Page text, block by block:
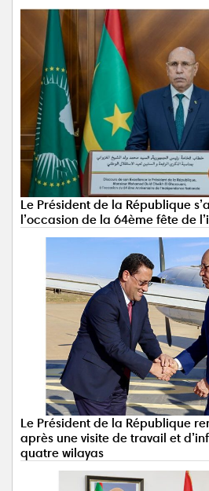
Le Président de la République
l’occasion de la 64ème fête de
Le Président de la République
après une visite de travail et
quatre wilayas